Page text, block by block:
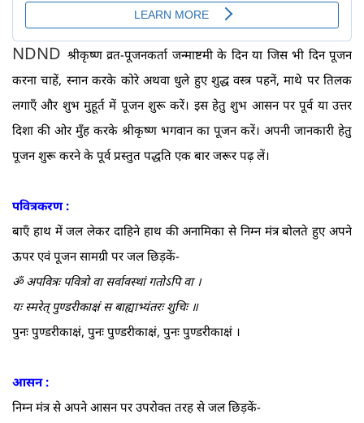
NDND श्रीकृष्ण व्रत-पूजनकर्ता जन्माष्टमी के दिन या जिस भी दिन पूजन
करना चाहें, स्नान करके कोरे अथवा धुले हुए शुद्ध वस्त्र पहनें, माथे पर तिलक
लगाएँ और शुभ मुहूर्त में पूजन शुरू करें। इस हेतु शुभ आसन पर पूर्व या उत्तर
दिशा की ओर मुँह करके श्रीकृष्ण भगवान का पूजन करें। अपनी जानकारी हेतु
पूजन शुरू करने के पूर्व प्रस्तुत पद्धति एक बार जरूर पढ़ लें।
पवित्रकरण :
बाएँ हाथ में जल लेकर दाहिने हाथ की अनामिका से निम्न मंत्र बोलते हुए अपने
ऊपर एवं पूजन सामग्री पर जल छिड़कें-
ॐ अपवित्रः पवित्रो वा सर्वावस्थां गतोऽपि वा ।
यः स्मरेत्‌ पुण्डरीकाक्षं स बाह्याभ्यंतरः शुचिः ॥
पुनः पुण्डरीकाक्षं, पुनः पुण्डरीकाक्षं, पुनः पुण्डरीकाक्षं ।
आसन :
निम्न मंत्र से अपने आसन पर उपरोक्त तरह से जल छिड़कें-